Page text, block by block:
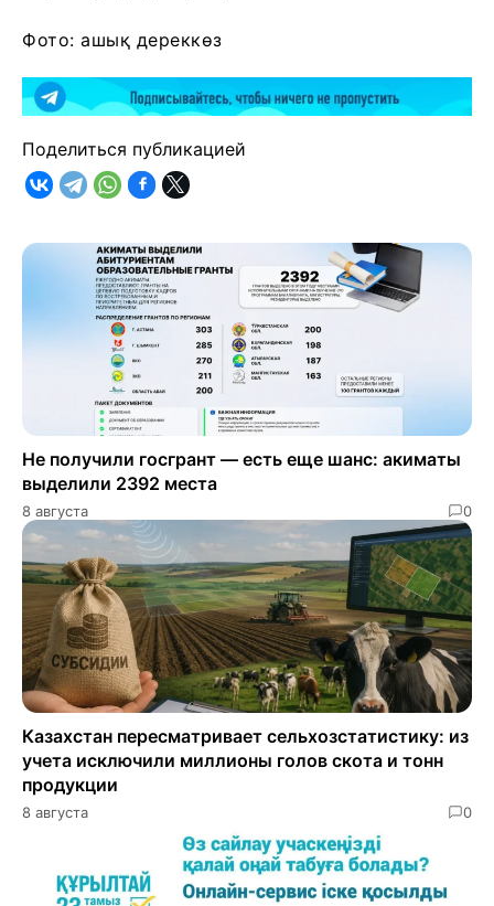
Фото: ашық дереккөз
Поделиться публикацией
Не получили госгрант — есть еще шанс: акиматы
выделили 2392 места
8 августа 0
Казахстан пересматривает сельхозстатистику: из
учета исключили миллионы голов скота и тонн
продукции
8 августа 0